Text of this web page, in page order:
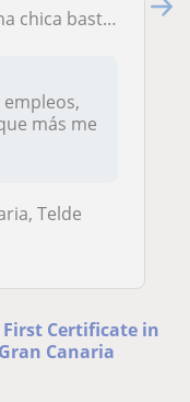
lo aprendido. Principalmente mi idea es dar clases a los más pequeños per
más me
Telde
First Certificate in
Canaria